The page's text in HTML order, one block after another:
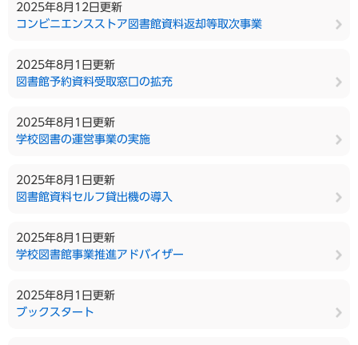
2025年8月12日更新
コンビニエンスストア図書館資料返却等取次事業
2025年8月1日更新
図書館予約資料受取窓口の拡充
2025年8月1日更新
学校図書の運営事業の実施
2025年8月1日更新
図書館資料セルフ貸出機の導入
2025年8月1日更新
学校図書館事業推進アドバイザー
2025年8月1日更新
ブックスタート